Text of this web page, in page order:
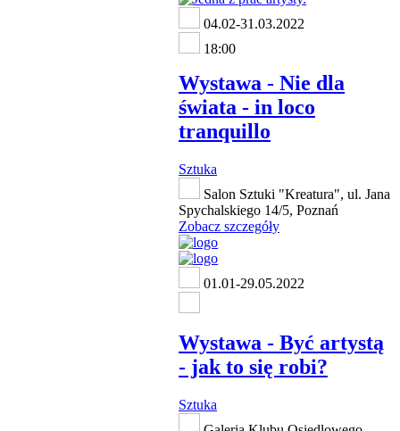
04.02-31.03.2022
18:00
Wystawa - Nie dla
świata - in loco
tranquillo
Sztuka
Salon Sztuki "Kreatura", ul. Jana
Spychalskiego 14/5, Poznań
Zobacz szczegóły
01.01-29.05.2022
Wystawa - Być artystą
- jak to się robi?
Sztuka